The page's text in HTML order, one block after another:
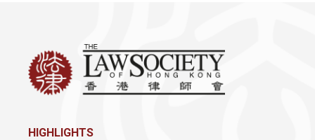
HIGHLIGHTS